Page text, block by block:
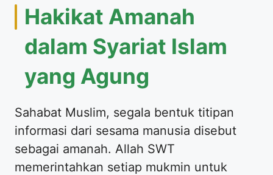
Hakikat Amanah
dalam Syariat Islam
yang Agung
Sahabat Muslim, segala bentuk titipan
informasi dari sesama manusia disebut
sebagai amanah. Allah SWT
memerintahkan setiap mukmin untuk